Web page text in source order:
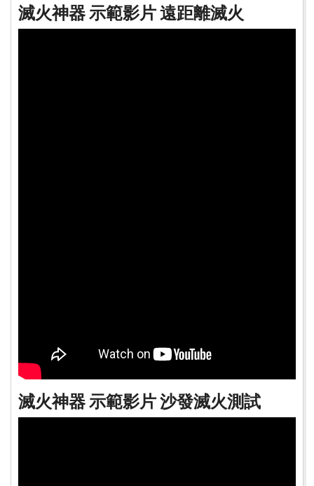
滅火神器 示範影片 遠距離滅火
滅火神器 示範影片 沙發滅火測試